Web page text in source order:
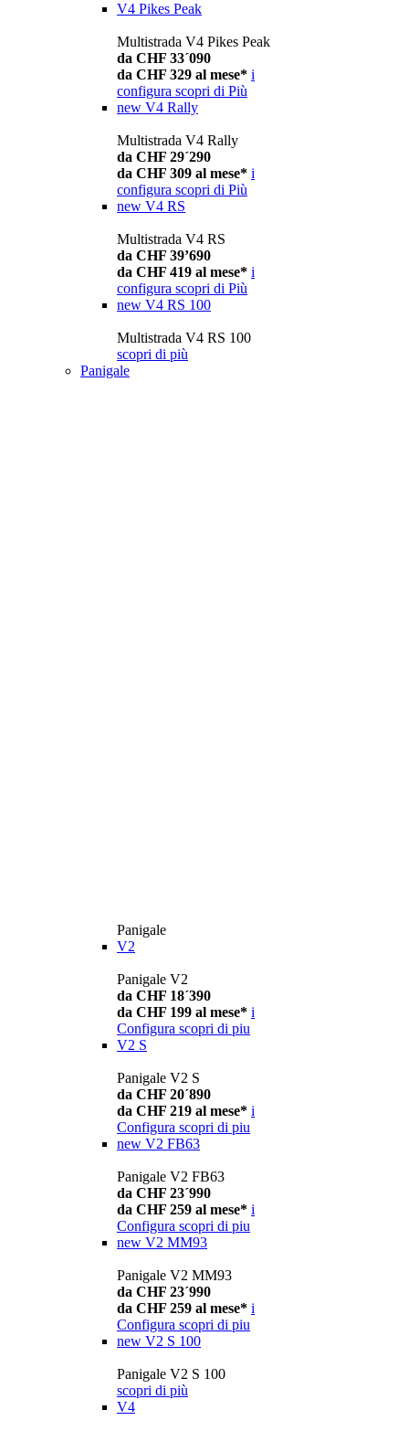
V4 Pikes Peak
Multistrada V4 Pikes Peak
da CHF 33´090
da CHF 329 al mese* i
configura scopri di Più
new V4 Rally
Multistrada V4 Rally
da CHF 29´290
da CHF 309 al mese* i
configura scopri di Più
new V4 RS
Multistrada V4 RS
da CHF 39’690
da CHF 419 al mese* i
configura scopri di Più
new V4 RS 100
Multistrada V4 RS 100
scopri di più
Panigale
Panigale
V2
Panigale V2
da CHF 18´390
da CHF 199 al mese* i
Configura scopri di piu
V2 S
Panigale V2 S
da CHF 20´890
da CHF 219 al mese* i
Configura scopri di piu
new V2 FB63
Panigale V2 FB63
da CHF 23´990
da CHF 259 al mese* i
Configura scopri di piu
new V2 MM93
Panigale V2 MM93
da CHF 23´990
da CHF 259 al mese* i
Configura scopri di piu
new V2 S 100
Panigale V2 S 100
scopri di più
V4